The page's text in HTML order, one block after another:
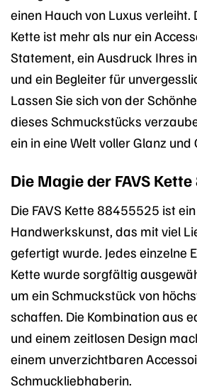
einen Hauch von Luxus verleiht.
Kette ist mehr als nur ein
Statement, ein Ausdruck Ihres
und ein Begleiter für
Lassen Sie sich von der
dieses Schmuckstücks
ein in eine Welt voller Glanz und
Die Magie der FAVS
Die FAVS Kette 88455525 ist
Handwerkskunst, das mit viel
gefertigt wurde. Jedes einzelne
Kette wurde sorgfältig
um ein Schmuckstück von
schaffen. Die Kombination aus
und einem zeitlosen Design
einem unverzichtbaren
Schmuckliebhaberin.